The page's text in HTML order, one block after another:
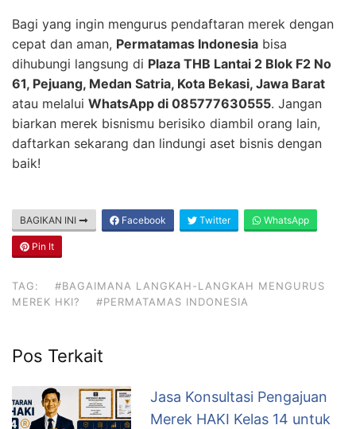
Bagi yang ingin mengurus pendaftaran merek dengan
cepat dan aman, Permatamas Indonesia bisa
dihubungi langsung di Plaza THB Lantai 2 Blok F2 No
61, Pejuang, Medan Satria, Kota Bekasi, Jawa Barat
atau melalui WhatsApp di 085777630555. Jangan
biarkan merek bisnismu berisiko diambil orang lain,
daftarkan sekarang dan lindungi aset bisnis dengan
baik!
BAGIKAN INI Facebook Twitter WhatsApp
Pin It
TAG:
#BAGAIMANA LANGKAH-LANGKAH MENGURUS
MEREK HKI?
#PERMATAMAS INDONESIA
Pos Terkait
Jasa Konsultasi Pengajuan
Merek HAKI Kelas 14 untuk